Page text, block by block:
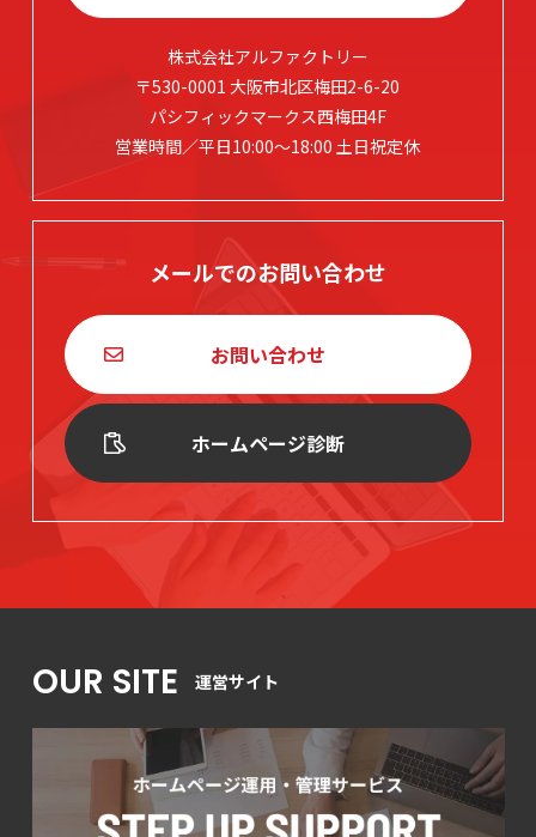
株式会社アルファクトリー
〒530-0001 大阪市北区梅田2-6-20
パシフィックマークス西梅田4F
営業時間／平日10:00～18:00 土日祝定休
メールでのお問い合わせ
お問い合わせ
ホームページ診断
OUR SITE 運営サイト